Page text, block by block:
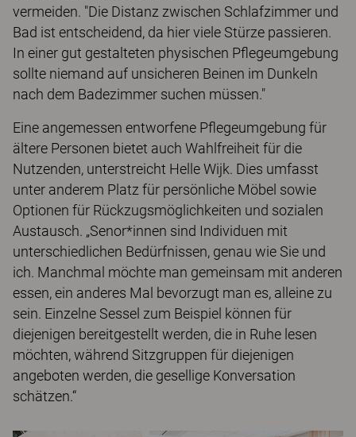
vermeiden. "Die Distanz zwischen Schlafzimmer und
Bad ist entscheidend, da hier viele Stürze passieren.
In einer gut gestalteten physischen Pflegeumgebung
sollte niemand auf unsicheren Beinen im Dunkeln
nach dem Badezimmer suchen müssen."
Eine angemessen entworfene Pflegeumgebung für
ältere Personen bietet auch Wahlfreiheit für die
Nutzenden, unterstreicht Helle Wijk. Dies umfasst
unter anderem Platz für persönliche Möbel sowie
Optionen für Rückzugsmöglichkeiten und sozialen
Austausch. „Senor*innen sind Individuen mit
unterschiedlichen Bedürfnissen, genau wie Sie und
ich. Manchmal möchte man gemeinsam mit anderen
essen, ein anderes Mal bevorzugt man es, alleine zu
sein. Einzelne Sessel zum Beispiel können für
diejenigen bereitgestellt werden, die in Ruhe lesen
möchten, während Sitzgruppen für diejenigen
angeboten werden, die gesellige Konversation
schätzen.“